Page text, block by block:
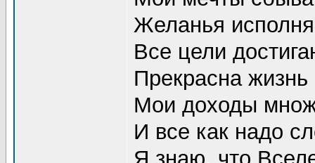
Желанья
Все цели
Прекрасна жизнь
Мои доходы
И все как надо
Я знаю, что